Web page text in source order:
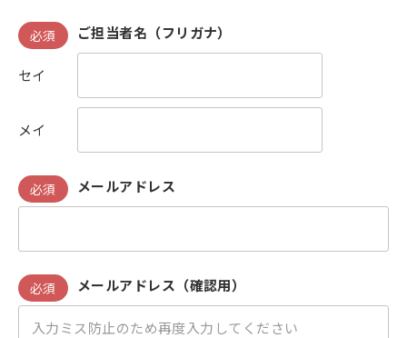
必須 ご担当者名（フリガナ）
セイ
メイ
必須 メールアドレス
必須 メールアドレス（確認用）